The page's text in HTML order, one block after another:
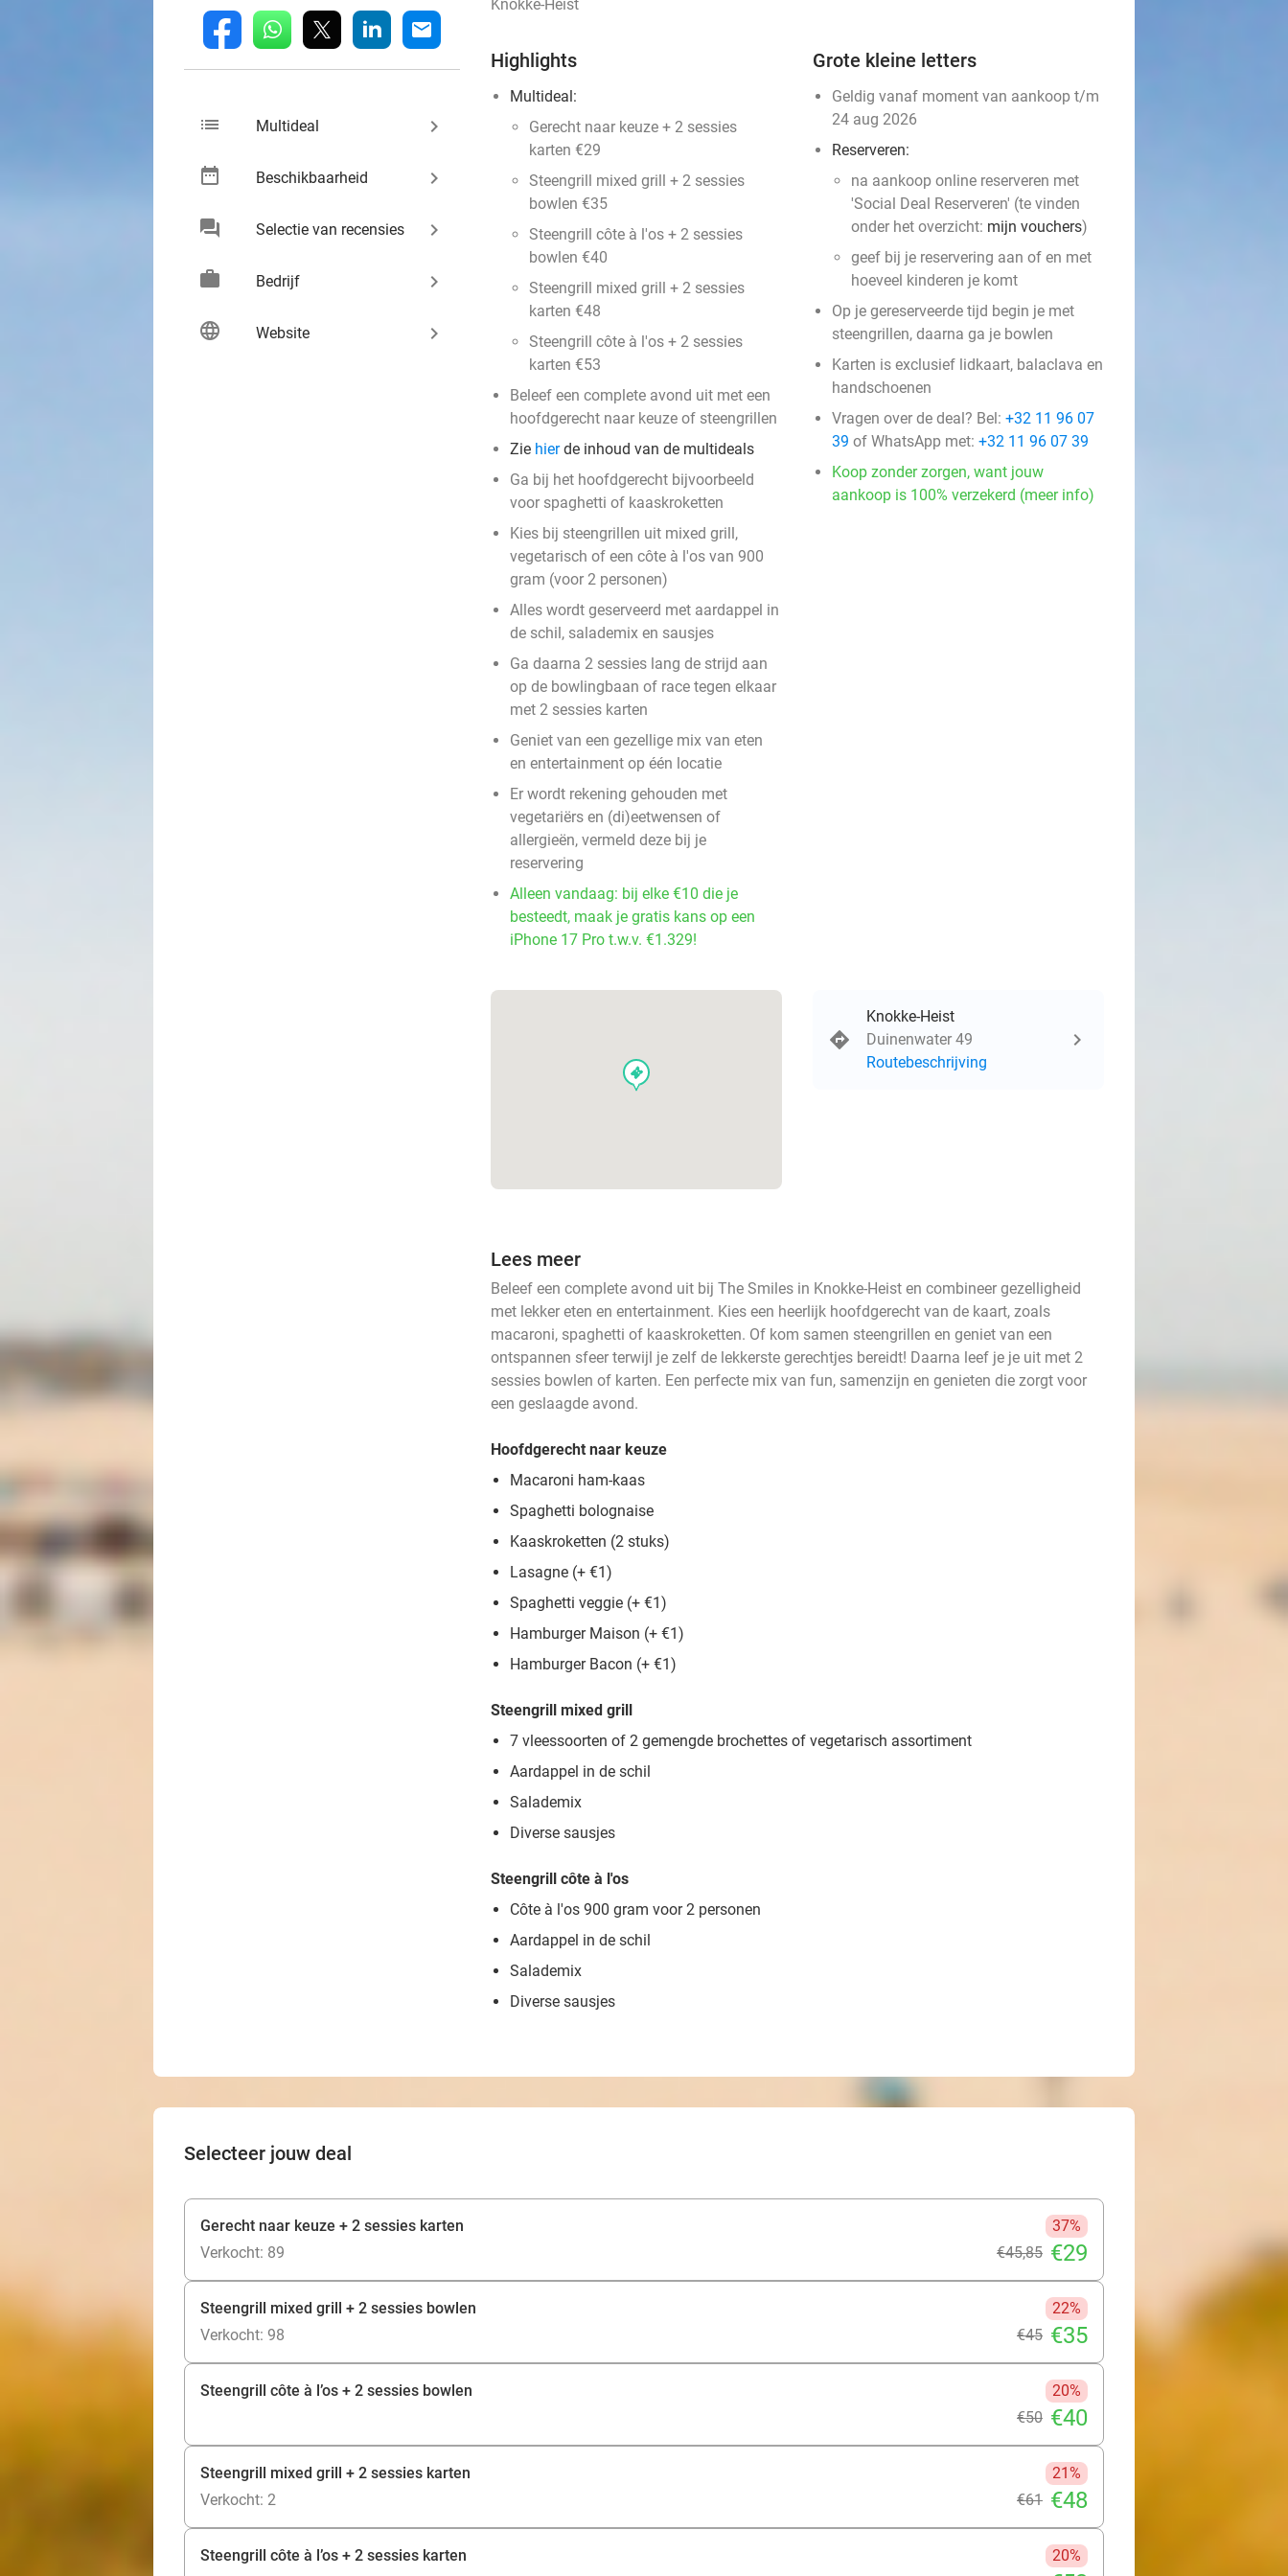
fb whatsapp linkedin mail
list Multideal keyboard_arrow_right
date_range Beschikbaarheid keyboard_arrow_right
chat Selectie van recensies keyboard_arrow_right
work Bedrijf keyboard_arrow_right
language Website keyboard_arrow_right
Knokke-Heist
Highlights
Multideal:
Gerecht naar keuze + 2 sessies
karten €29
Steengrill mixed grill + 2 sessies
bowlen €35
Steengrill côte à l'os + 2 sessies
bowlen €40
Steengrill mixed grill + 2 sessies
karten €48
Steengrill côte à l'os + 2 sessies
karten €53
Beleef een complete avond uit met een
hoofdgerecht naar keuze of steengrillen
Zie hierde inhoud van de multideals
Ga bij het hoofdgerecht bijvoorbeeld
voor spaghetti of kaaskroketten
Kies bij steengrillen uit mixed grill,
vegetarisch of een côte à l'os van 900
gram (voor 2 personen)
Alles wordt geserveerd met aardappel in
de schil, salademix en sausjes
Ga daarna 2 sessies lang de strijd aan
op de bowlingbaan of race tegen elkaar
met 2 sessies karten
Geniet van een gezellige mix van eten
en entertainment op één locatie
Er wordt rekening gehouden met
vegetariërs en (di)eetwensen of
allergieën, vermeld deze bij je
reservering
Alleen vandaag: bij elke €10 die je
besteedt, maak je gratis kans op een
iPhone 17 Pro t.w.v. €1.329!
Grote kleine letters
Geldig vanaf moment van aankoop t/m
24 aug 2026
Reserveren:
na aankoop online reserveren met
'Social Deal Reserveren' (te vinden
onder het overzicht: mijn vouchers)
geef bij je reservering aan of en met
hoeveel kinderen je komt
Op je gereserveerde tijd begin je met
steengrillen, daarna ga je bowlen
Karten is exclusief lidkaart, balaclava en
handschoenen
Vragen over de deal? Bel: +32 11 96 07
39 of WhatsApp met: +32 11 96 07 39
Koop zonder zorgen, want jouw
aankoop is 100% verzekerd (meer info)
events
Knokke-Heist
Duinenwater 49
Routebeschrijving
Lees meer
Beleef een complete avond uit bij The Smiles in Knokke-Heist en combineer gezelligheid
met lekker eten en entertainment. Kies een heerlijk hoofdgerecht van de kaart, zoals
macaroni, spaghetti of kaaskroketten. Of kom samen steengrillen en geniet van een
ontspannen sfeer terwijl je zelf de lekkerste gerechtjes bereidt! Daarna leef je je uit met 2
sessies bowlen of karten. Een perfecte mix van fun, samenzijn en genieten die zorgt voor
een geslaagde avond.
Hoofdgerecht naar keuze
Macaroni ham-kaas
Spaghetti bolognaise
Kaaskroketten (2 stuks)
Lasagne (+ €1)
Spaghetti veggie (+ €1)
Hamburger Maison (+ €1)
Hamburger Bacon (+ €1)
Steengrill mixed grill
7 vleessoorten of 2 gemengde brochettes of vegetarisch assortiment
Aardappel in de schil
Salademix
Diverse sausjes
Steengrill côte à l'os
Côte à l'os 900 gram voor 2 personen
Aardappel in de schil
Salademix
Diverse sausjes
Selecteer jouw deal
Gerecht naar keuze + 2 sessies karten
37%
Verkocht: 89
€45,85 €29
Steengrill mixed grill + 2 sessies bowlen
22%
Verkocht: 98
€45 €35
Steengrill côte à l’os + 2 sessies bowlen
20%
€50 €40
Steengrill mixed grill + 2 sessies karten
21%
Verkocht: 2
€61 €48
Steengrill côte à l’os + 2 sessies karten
20%